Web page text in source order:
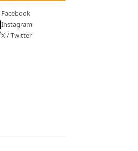
Facebook
Instagram
X / Twitter